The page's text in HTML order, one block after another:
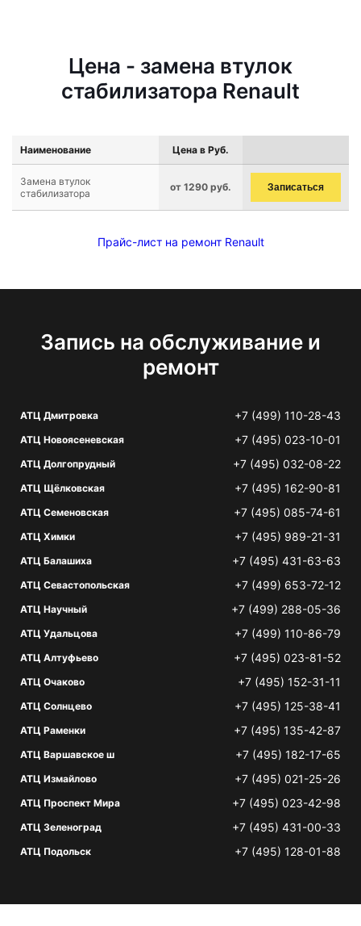
Цена - замена втулок
стабилизатора Renault
Наименование Цена в Руб.
Замена втулок
стабилизатора
от 1290 руб. Записаться
Прайс-лист на ремонт Renault
Запись на обслуживание и
ремонт
АТЦ Дмитровка +7 (499) 110-28-43
АТЦ Новоясеневская +7 (495) 023-10-01
АТЦ Долгопрудный +7 (495) 032-08-22
АТЦ Щёлковская +7 (495) 162-90-81
АТЦ Семеновская +7 (495) 085-74-61
АТЦ Химки +7 (495) 989-21-31
АТЦ Балашиха +7 (495) 431-63-63
АТЦ Севастопольская +7 (499) 653-72-12
АТЦ Научный +7 (499) 288-05-36
АТЦ Удальцова +7 (499) 110-86-79
АТЦ Алтуфьево +7 (495) 023-81-52
АТЦ Очаково +7 (495) 152-31-11
АТЦ Солнцево +7 (495) 125-38-41
АТЦ Раменки +7 (495) 135-42-87
АТЦ Варшавское ш +7 (495) 182-17-65
АТЦ Измайлово +7 (495) 021-25-26
АТЦ Проспект Мира +7 (495) 023-42-98
АТЦ Зеленоград +7 (495) 431-00-33
АТЦ Подольск +7 (495) 128-01-88